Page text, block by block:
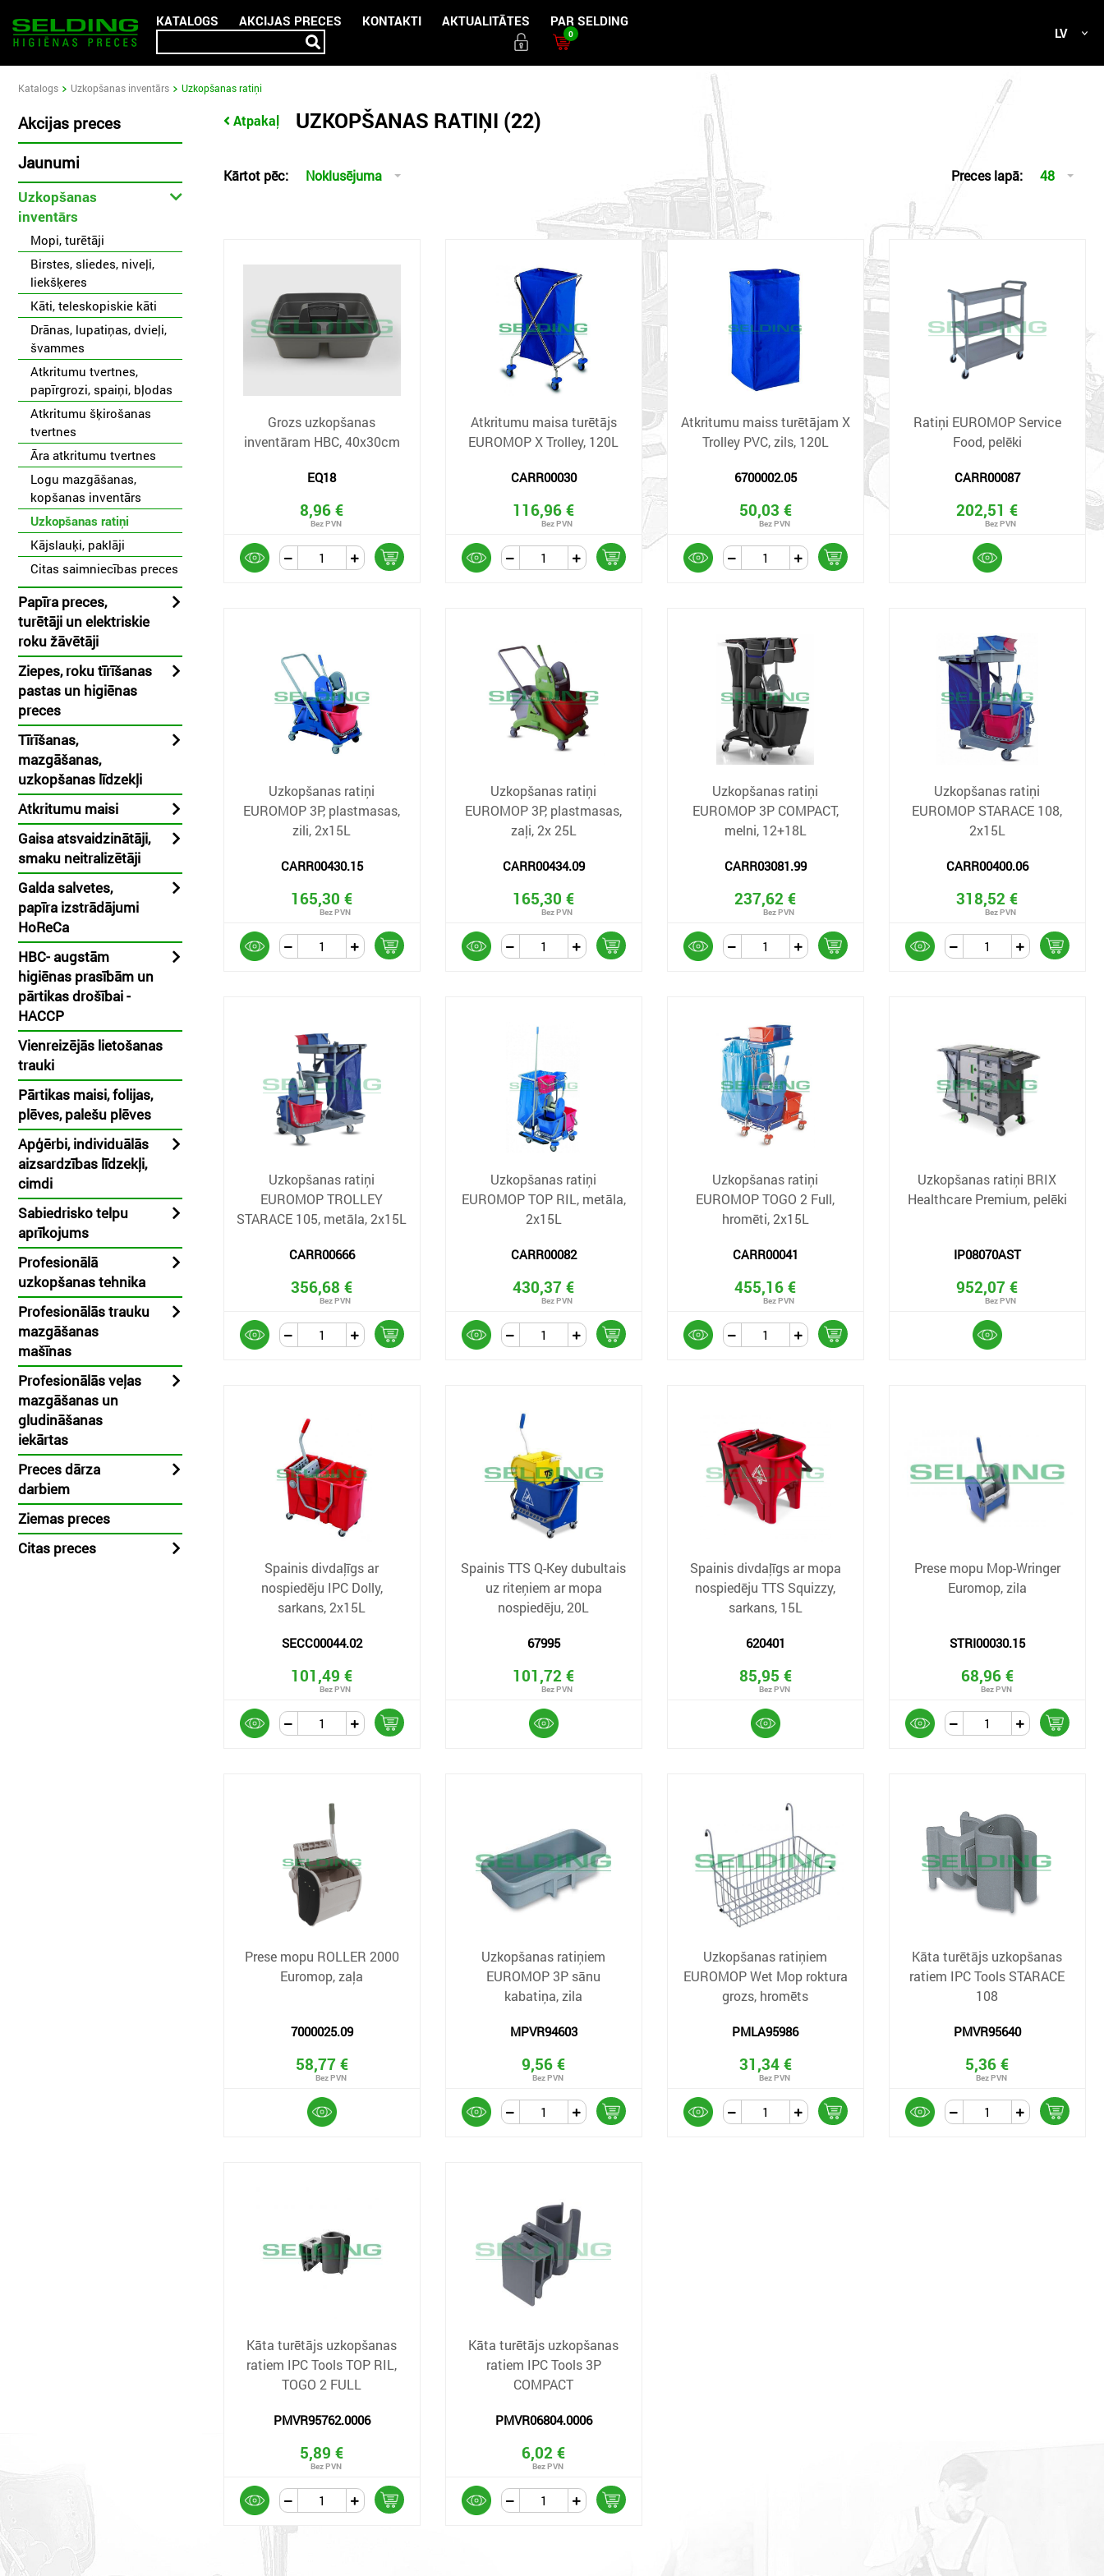
KATALOGS AKCIJAS PRECES KONTAKTI AKTUALITĀTES PAR SELDING
0 LV
Katalogs Uzkopšanas inventārs Uzkopšanas ratiņi
Akcijas preces
Jaunumi
Uzkopšanas
inventārs
Mopi, turētāji
Birstes, sliedes, niveļi,
liekšķeres
Kāti, teleskopiskie kāti
Drānas, lupatiņas, dvieļi,
švammes
Atkritumu tvertnes,
papīrgrozi, spaiņi, bļodas
Atkritumu šķirošanas
tvertnes
Āra atkritumu tvertnes
Logu mazgāšanas,
kopšanas inventārs
Uzkopšanas ratiņi
Kājslauķi, paklāji
Citas saimniecības preces
Papīra preces,
turētāji un elektriskie
roku žāvētāji
Ziepes, roku tīrīšanas
pastas un higiēnas
preces
Tīrīšanas,
mazgāšanas,
uzkopšanas līdzekļi
Atkritumu maisi
Gaisa atsvaidzinātāji,
smaku neitralizētāji
Galda salvetes,
papīra izstrādājumi
HoReCa
HBC- augstām
higiēnas prasībām un
pārtikas drošībai -
HACCP
Vienreizējās lietošanas
trauki
Pārtikas maisi, folijas,
plēves, palešu plēves
Apģērbi, individuālās
aizsardzības līdzekļi,
cimdi
Sabiedrisko telpu
aprīkojums
Profesionālā
uzkopšanas tehnika
Profesionālās trauku
mazgāšanas
mašīnas
Profesionālās veļas
mazgāšanas un
gludināšanas
iekārtas
Preces dārza
darbiem
Ziemas preces
Citas preces
Atpakaļ UZKOPŠANAS RATIŅI (22)
Kārtot pēc: Noklusējuma Preces lapā: 48
Grozs uzkopšanas
inventāram HBC, 40x30cm
EQ18
8,96 €
Atkritumu maisa turētājs
EUROMOP X Trolley, 120L
CARR00030
116,96 €
Atkritumu maiss turētājam X
Trolley PVC, zils, 120L
6700002.05
50,03 €
Ratiņi EUROMOP Service
Food, pelēki
CARR00087
202,51 €
Uzkopšanas ratiņi
EUROMOP 3P, plastmasas,
zili, 2x15L
CARR00430.15
165,30 €
Uzkopšanas ratiņi
EUROMOP 3P, plastmasas,
zaļi, 2x 25L
CARR00434.09
165,30 €
Uzkopšanas ratiņi
EUROMOP 3P COMPACT,
melni, 12+18L
CARR03081.99
237,62 €
Uzkopšanas ratiņi
EUROMOP STARACE 108,
2x15L
CARR00400.06
318,52 €
Uzkopšanas ratiņi
EUROMOP TROLLEY
STARACE 105, metāla, 2x15L
CARR00666
356,68 €
Uzkopšanas ratiņi
EUROMOP TOP RIL, metāla,
2x15L
CARR00082
430,37 €
Uzkopšanas ratiņi
EUROMOP TOGO 2 Full,
hromēti, 2x15L
CARR00041
455,16 €
Uzkopšanas ratiņi BRIX
Healthcare Premium, pelēki
IP08070AST
952,07 €
Spainis divdaļīgs ar
nospiedēju IPC Dolly,
sarkans, 2x15L
SECC00044.02
101,49 €
Spainis TTS Q-Key dubultais
uz riteņiem ar mopa
nospiedēju, 20L
67995
101,72 €
Spainis divdaļīgs ar mopa
nospiedēju TTS Squizzy,
sarkans, 15L
620401
85,95 €
Prese mopu Mop-Wringer
Euromop, zila
STRI00030.15
68,96 €
Prese mopu ROLLER 2000
Euromop, zaļa
7000025.09
58,77 €
Uzkopšanas ratiņiem
EUROMOP 3P sānu
kabatiņa, zila
MPVR94603
9,56 €
Uzkopšanas ratiņiem
EUROMOP Wet Mop roktura
grozs, hromēts
PMLA95986
31,34 €
Kāta turētājs uzkopšanas
ratiem IPC Tools STARACE
108
PMVR95640
5,36 €
Kāta turētājs uzkopšanas
ratiem IPC Tools TOP RIL,
TOGO 2 FULL
PMVR95762.0006
5,89 €
Kāta turētājs uzkopšanas
ratiem IPC Tools 3P
COMPACT
PMVR06804.0006
6,02 €